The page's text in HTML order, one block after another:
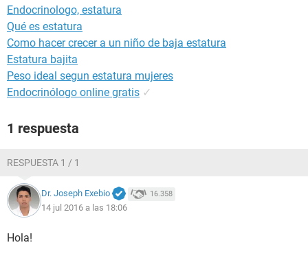
Endocrinologo, estatura
Qué es estatura
Como hacer crecer a un niño de baja estatura
Estatura bajita
Peso ideal segun estatura mujeres
Endocrinólogo online gratis ✓
1 respuesta
RESPUESTA 1 / 1
Dr. Joseph Exebio 16.358
14 jul 2016 a las 18:06
Hola!